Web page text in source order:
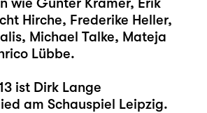
Hirche, Frederike Heller,
Michael Talke, Mateja
Lübbe.
ist Dirk Lange
am Schauspiel Leipzig.